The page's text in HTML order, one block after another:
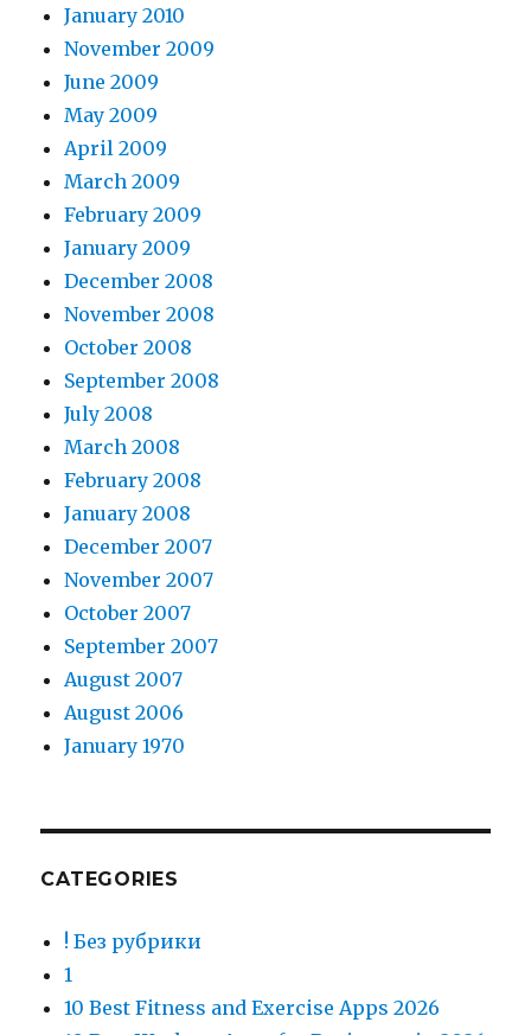
January 2010
November 2009
June 2009
May 2009
April 2009
March 2009
February 2009
January 2009
December 2008
November 2008
October 2008
September 2008
July 2008
March 2008
February 2008
January 2008
December 2007
November 2007
October 2007
September 2007
August 2007
August 2006
January 1970
CATEGORIES
! Без рубрики
1
10 Best Fitness and Exercise Apps 2026